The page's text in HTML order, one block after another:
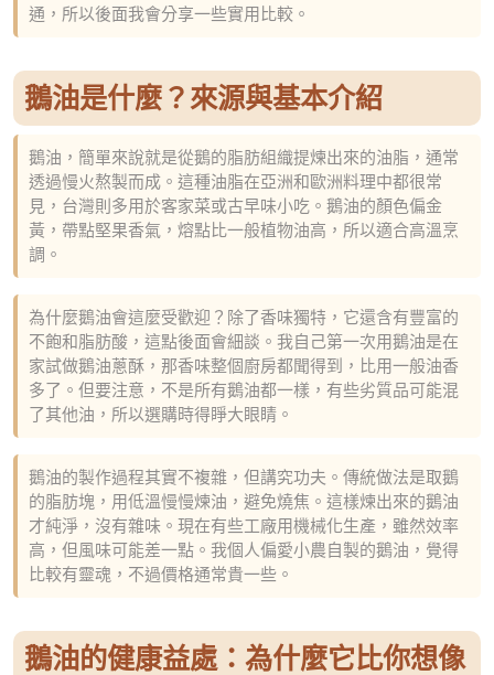
通，所以後面我會分享一些實用比較。
鵝油是什麼？來源與基本介紹
鵝油，簡單來說就是從鵝的脂肪組織提煉出來的油脂，通常
透過慢火熬製而成。這種油脂在亞洲和歐洲料理中都很常
見，台灣則多用於客家菜或古早味小吃。鵝油的顏色偏金
黃，帶點堅果香氣，熔點比一般植物油高，所以適合高溫烹
調。
為什麼鵝油會這麼受歡迎？除了香味獨特，它還含有豐富的
不飽和脂肪酸，這點後面會細談。我自己第一次用鵝油是在
家試做鵝油蔥酥，那香味整個廚房都聞得到，比用一般油香
多了。但要注意，不是所有鵝油都一樣，有些劣質品可能混
了其他油，所以選購時得睜大眼睛。
鵝油的製作過程其實不複雜，但講究功夫。傳統做法是取鵝
的脂肪塊，用低溫慢慢煉油，避免燒焦。這樣煉出來的鵝油
才純淨，沒有雜味。現在有些工廠用機械化生產，雖然效率
高，但風味可能差一點。我個人偏愛小農自製的鵝油，覺得
比較有靈魂，不過價格通常貴一些。
鵝油的健康益處：為什麼它比你想像